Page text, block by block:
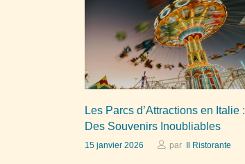
Les Parcs d’Attractions en Italie :
Des Souvenirs Inoubliables
15 janvier 2026 par Il Ristorante